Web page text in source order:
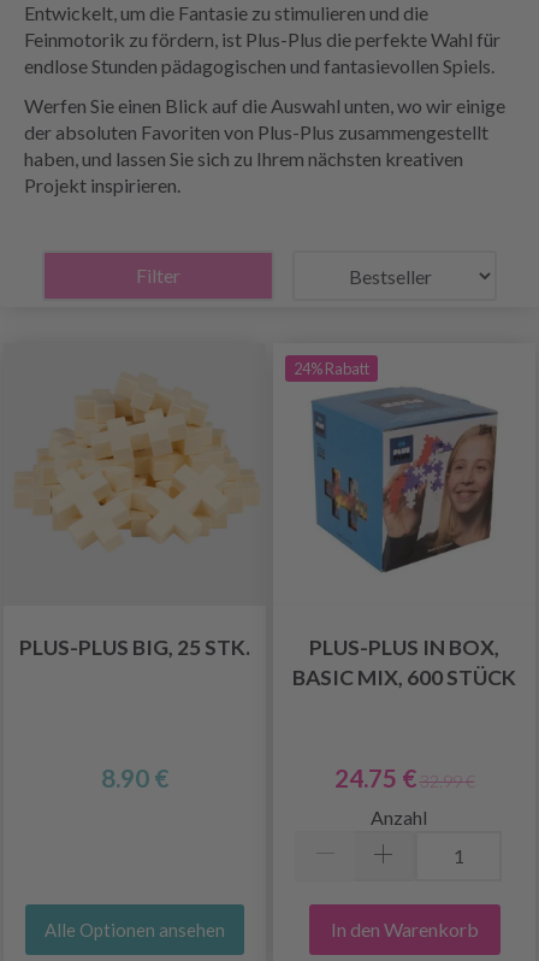
Entwickelt, um die Fantasie zu stimulieren und die
Feinmotorik zu fördern, ist Plus-Plus die perfekte Wahl für
endlose Stunden pädagogischen und fantasievollen Spiels.
Werfen Sie einen Blick auf die Auswahl unten, wo wir einige
der absoluten Favoriten von Plus-Plus zusammengestellt
haben, und lassen Sie sich zu Ihrem nächsten kreativen
Projekt inspirieren.
Filter
PLUS-PLUS BIG, 25 STK.
8.90 €
Alle Optionen ansehen
24% Rabatt
PLUS-PLUS IN BOX,
BASIC MIX, 600 STÜCK
24.75 € 32.99 €
Anzahl
In den Warenkorb